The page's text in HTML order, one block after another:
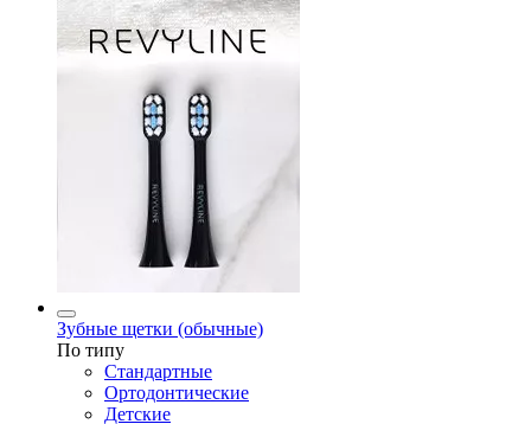
Зубные щетки (обычные)
По типу
Стандартные
Ортодонтические
Детские